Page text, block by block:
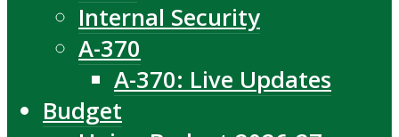
Internal Security
A-370
A-370: Live Updates
Budget